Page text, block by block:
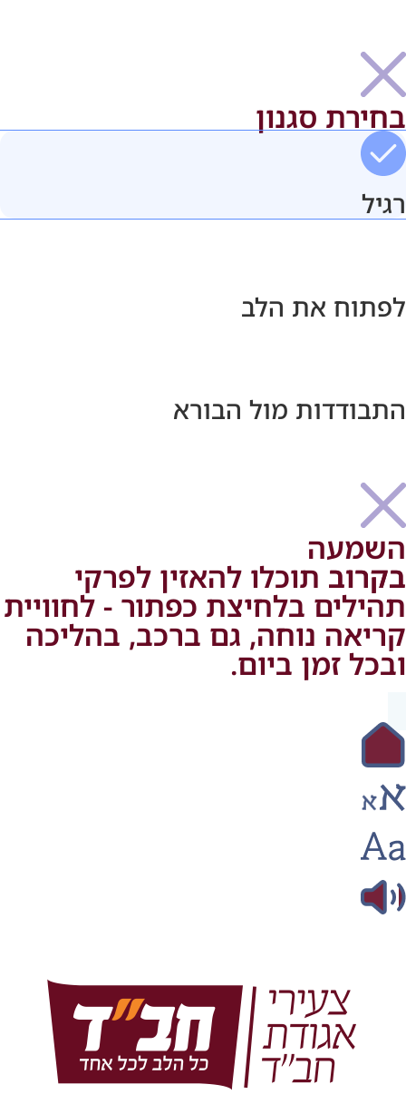
בחירת סגנון
רגיל
לפתוח את הלב
התבודדות מול הבורא
השמעה
בקרוב
בקרוב תוכלו להאזין לפרקי
תהילים בלחיצת כפתור - לחוויית
קריאה נוחה, גם ברכב, בהליכה
ובכל זמן ביום.